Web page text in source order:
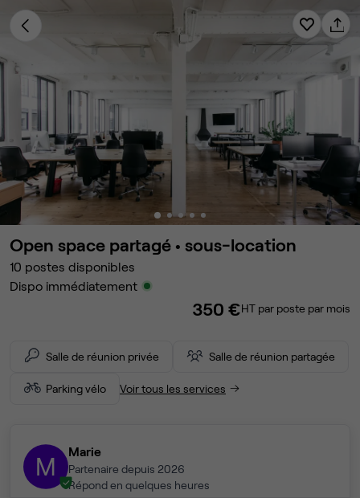
Open space partagé • sous-location
10 postes disponibles
Dispo immédiatement
350 €HT par poste par mois
Salle de réunion privée Salle de réunion partagée
Parking vélo Voir tous les services
M Marie
Partenaire depuis 2026
Répond en quelques heures